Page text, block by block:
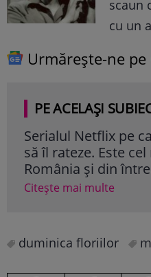
scaun
cu un
Urmărește-ne pe
PE ACELAȘI
Serialul Netflix pe
să îl rateze. Este
România și din
Citește mai multe
duminica floriilor